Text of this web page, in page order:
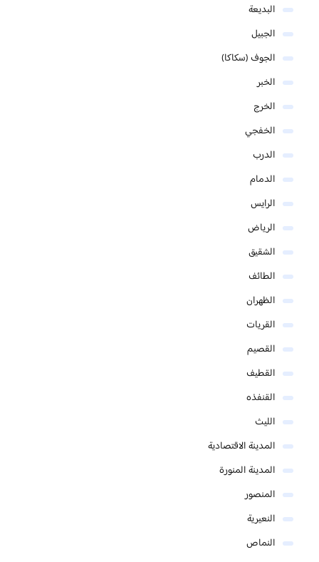
البديعة
الجبيل
الجوف (سكاكا)
الخبر
الخرج
الخفجي
الدرب
الدمام
الرايس
الرياض
الشقيق
الطائف
الظهران
القريات
القصيم
القطيف
القنفذه
الليث
المدينة الاقتصادية
المدينة المنورة
المنصور
النعيرية
النماص